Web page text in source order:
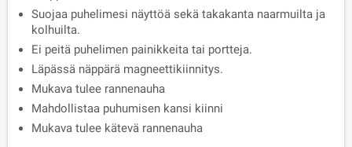
Suojaa puhelimesi näyttöä sekä takakanta naarmuilta ja
kolhuilta.
Ei peitä puhelimen painikkeita tai portteja.
Läpässä näppärä magneettikiinnitys.
Mukava tulee rannenauha
Mahdollistaa puhumisen kansi kiinni
Mukava tulee kätevä rannenauha